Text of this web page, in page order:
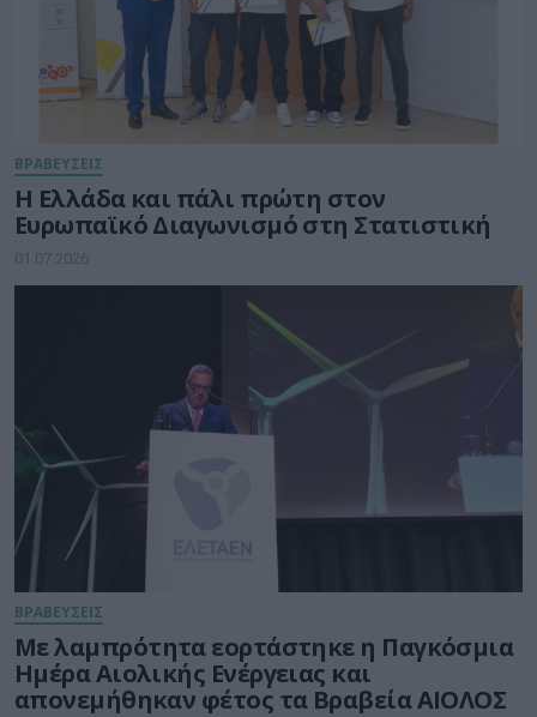
ΒΡΑΒΕΥΣΕΙΣ
Η Ελλάδα και πάλι πρώτη στον
Ευρωπαϊκό Διαγωνισμό στη Στατιστική
01.07.2026
ΒΡΑΒΕΥΣΕΙΣ
Με λαμπρότητα εορτάστηκε η Παγκόσμια
Ημέρα Αιολικής Ενέργειας και
απονεμήθηκαν φέτος τα Βραβεία ΑΙΟΛΟΣ